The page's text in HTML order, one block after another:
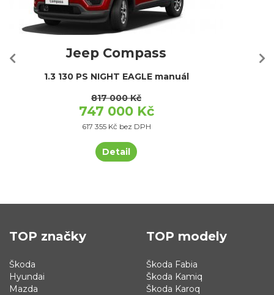
Jeep Compass
1.3 130 PS NIGHT EAGLE manuál
817 000 Kč
747 000 Kč
617 355 Kč bez DPH
Detail
TOP značky
Škoda
Hyundai
Mazda
TOP modely
Škoda Fabia
Škoda Kamiq
Škoda Karoq